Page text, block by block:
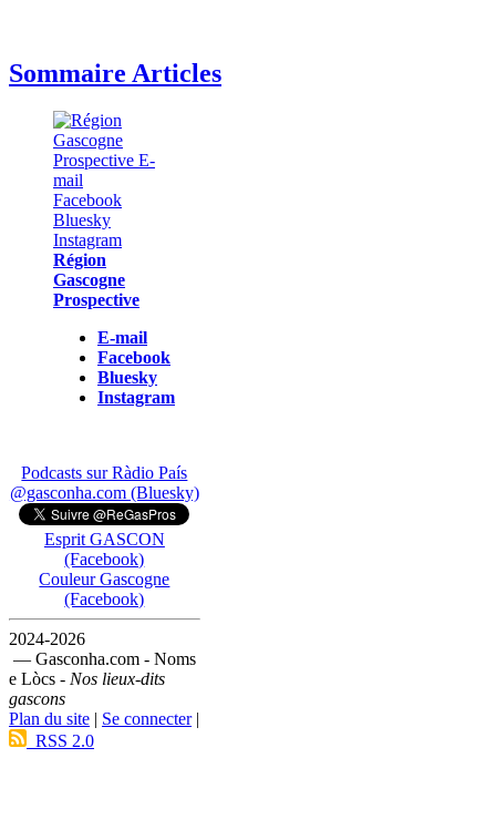
Sommaire Articles
Région
Gascogne
Prospective
E-mail
Facebook
Bluesky
Instagram
Podcasts sur Ràdio País
@gasconha.com (Bluesky)
Esprit GASCON
(Facebook)
Couleur Gascogne
(Facebook)
2024-2026
— Gasconha.com - Noms
e Lòcs - Nos lieux-dits
gascons
Plan du site | Se connecter|
RSS 2.0